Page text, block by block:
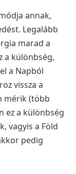
annak,
Legalább
marad a
a különbség,
a Napból
vissza a
mérik (több
ez a különbség
vagyis a Föld
pedig